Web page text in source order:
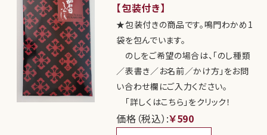
【包装付き】
★包装付きの商品です。鳴門わかめ1
袋を包んでいます。
のしをご希望の場合は、「のし種類
／表書き／お名前／かけ方」をお問
い合わせ欄にご入力ください。
「詳しくはこちら」をクリック！
価格（税込）:￥590